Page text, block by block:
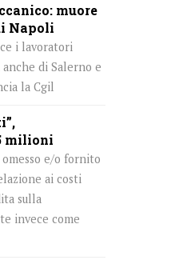
muore
Napoli
i lavoratori
di Salerno e
la Cgil
milioni
e/o fornito
ai costi
sulla
invece come